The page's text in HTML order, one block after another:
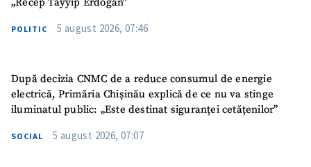
POLITIC 5 august 2026, 07:46
După decizia CNMC de a reduce consumul de energie
electrică, Primăria Chișinău explică de ce nu va stinge
iluminatul public: „Este destinat siguranței cetățenilor”
SOCIAL 5 august 2026, 07:07